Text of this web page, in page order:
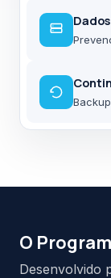
O
Desenvolvido